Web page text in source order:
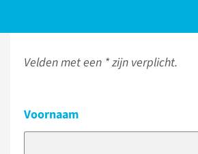
Velden met een * zijn verplicht.
Voornaam